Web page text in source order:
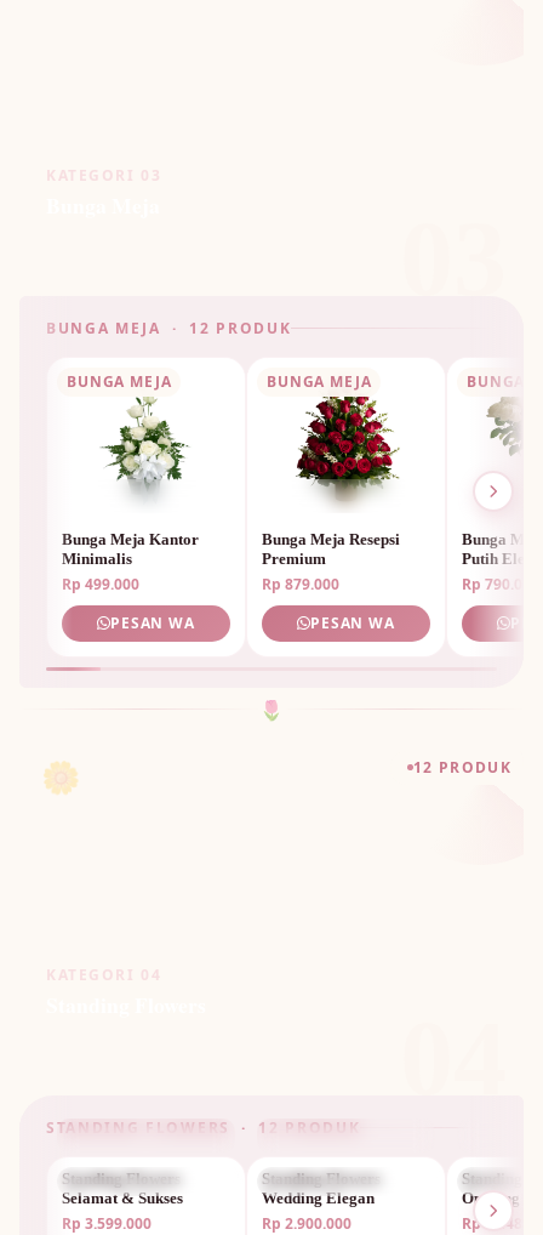
KATEGORI 03
BUNGA MEJA · 12 PRODUK
BUNGA MEJA
Bunga Meja Kantor
Minimalis
Rp 499.000
PESAN WA
BUNGA MEJA
Bunga Meja Resepsi
Premium
Rp 879.000
PESAN WA
BUNGA
Bunga
Putih
Rp 790.000
🌷
12 PRODUK
🌼
KATEGORI 04
STANDING FLOWERS · 12 PRODUK
STANDING FLOWERS
Standing Flowers
Selamat & Sukses
Rp 3.599.000
STANDING FLOWERS
Standing Flowers
Wedding Elegan
Rp 2.900.000
Standing
Opening
Rp